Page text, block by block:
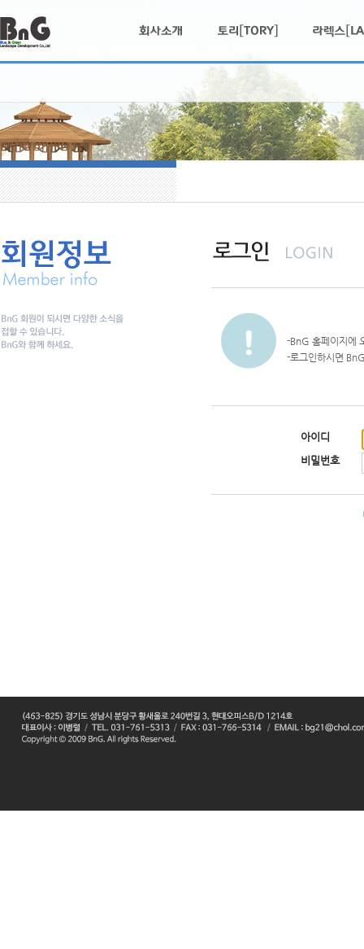
-BnG 홈페이지에
-로그인하시면
아이디
비밀번호